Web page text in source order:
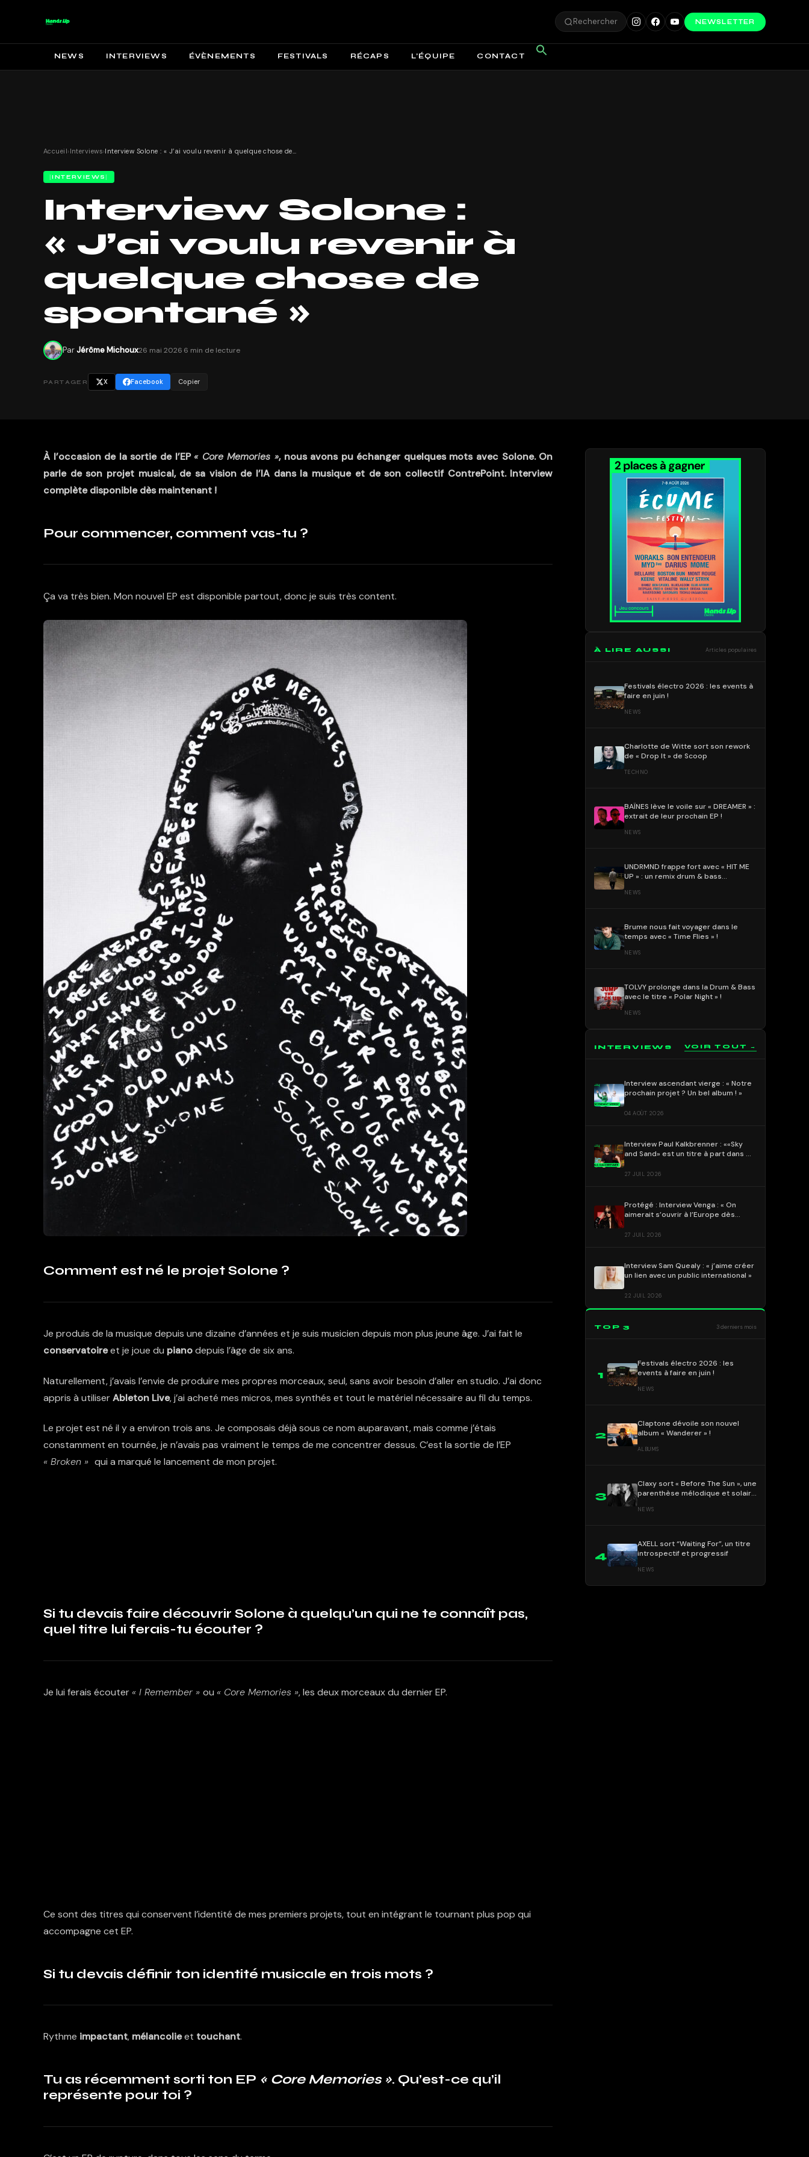
Rechercher NEWSLETTER
NEWS INTERVIEWS ÉVÈNEMENTS FESTIVALS RÉCAPS L’ÉQUIPE CONTACT
Accueil› Interviews› Interview Solone : « J’ai voulu revenir à quelque chose de spontané »
INTERVIEWS
Interview Solone :
« J’ai voulu revenir à
quelque chose de
spontané »
ParJérôme Michoux26 mai 2026 6 min de lecture
PARTAGER X Facebook Copier
À l’occasion de la sortie de l’EP « Core Memories », nous avons pu échanger quelques mots avec Solone. On
parle de son projet musical, de sa vision de l’IA dans la musique et de son collectif ContrePoint. Interview
complète disponible dès maintenant !
Pour commencer, comment vas-tu ?
Ça va très bien. Mon nouvel EP est disponible partout, donc je suis très content.
Comment est né le projet Solone ?
Je produis de la musique depuis une dizaine d’années et je suis musicien depuis mon plus jeune âge. J’ai fait le
conservatoireet je joue du pianodepuis l’âge de six ans.
Naturellement, j’avais l’envie de produire mes propres morceaux, seul, sans avoir besoin d’aller en studio. J’ai donc
appris à utiliserAbleton Live, j’ai acheté mes micros, mes synthés et tout le matériel nécessaire au fil du temps.
Le projet est né il y a environ trois ans. Je composais déjà sous ce nom auparavant, mais comme j’étais
constamment en tournée, je n’avais pas vraiment le temps de me concentrer dessus. C’est la sortie de l’EP
« Broken » qui a marqué le lancement de mon projet.
Si tu devais faire découvrir Solone à quelqu’un qui ne te connaît pas,
quel titre lui ferais-tu écouter ?
Je lui ferais écouter « I Remember » ou « Core Memories », les deux morceaux du dernier EP.
Ce sont des titres qui conservent l’identité de mes premiers projets, tout en intégrant le tournant plus pop qui
accompagne cet EP.
Si tu devais définir ton identité musicale en trois mots ?
Rythme impactant, mélancolieet touchant.
Tu as récemment sorti ton EP « Core Memories ». Qu’est-ce qu’il
représente pour toi ?
À LIRE AUSSI Articles populaires
Festivals électro 2026 : les events à
faire en juin !
NEWS
Charlotte de Witte sort son rework
de « Drop It » de Scoop
TECHNO
BAÏNES lève le voile sur « DREAMER » :
extrait de leur prochain EP !
NEWS
UNDRMND frappe fort avec « HIT ME
UP » : un remix drum & bass
NEWS
Brume nous fait voyager dans le
temps avec « Time Flies » !
NEWS
TOLVY prolonge dans la Drum & Bass
avec le titre « Polar Night » !
NEWS
INTERVIEWS VOIR TOUT →
Interview ascendant vierge : « Notre
prochain projet ? Un bel album ! »
04 AOÛT 2026
Interview Paul Kalkbrenner : ««Sky
and Sand» est un titre à part dans ma
27 JUIL 2026
Protégé : Interview Venga : « On
aimerait s’ouvrir à l’Europe dès
27 JUIL 2026
Interview Sam Quealy : « j’aime créer
un lien avec un public international »
22 JUIL 2026
TOP 3 3 derniers mois
1
Festivals électro 2026 : les
events à faire en juin !
NEWS
2
Claptone dévoile son nouvel
album « Wanderer » !
ALBUMS
3
Claxy sort « Before The Sun », une
parenthèse mélodique et solaire
NEWS
4
AXELL sort “Waiting For”, un titre
introspectif et progressif
NEWS